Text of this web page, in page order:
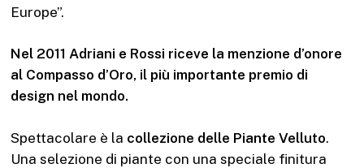
Europe”.
Nel 2011 Adriani e Rossi riceve la menzione d’onore
al Compasso d’Oro, il più importante premio di
design nel mondo.
Spettacolare è la collezione delle Piante Velluto.
Una selezione di piante con una speciale finitura